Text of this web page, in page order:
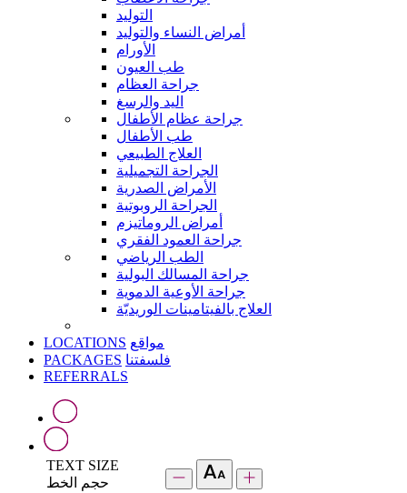
التوليد
أمراض النساء والتوليد
الأورام
طب العيون
جراحة العظام
اليد والرسغ
جراحة عظام الأطفال
طب الأطفال
العلاج الطبيعي
الجراحة التجميلية
الأمراض الصدرية
الجراحة الروبوتية
أمراض الروماتيزم
جراحة العمود الفقري
الطب الرياضي
جراحة المسالك البولية
جراحة الأوعية الدموية
العلاج بالفيتامينات الوريديّة
LOCATIONS مواقع
PACKAGES فلسفتنا
REFERRALS
TEXT SIZE
حجم الخط